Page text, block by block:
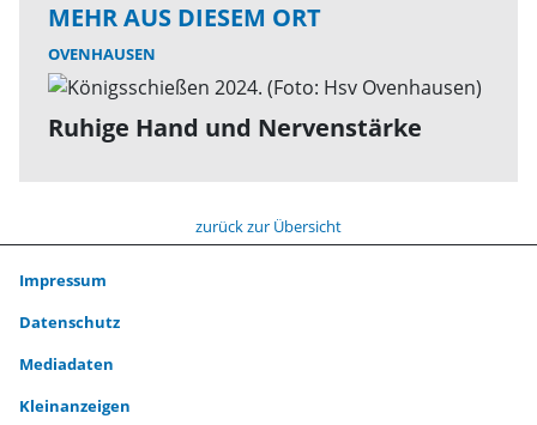
MEHR AUS DIESEM ORT
OVENHAUSEN
Ruhige Hand und Nervenstärke
zurück zur Übersicht
Impressum
Datenschutz
Mediadaten
Kleinanzeigen